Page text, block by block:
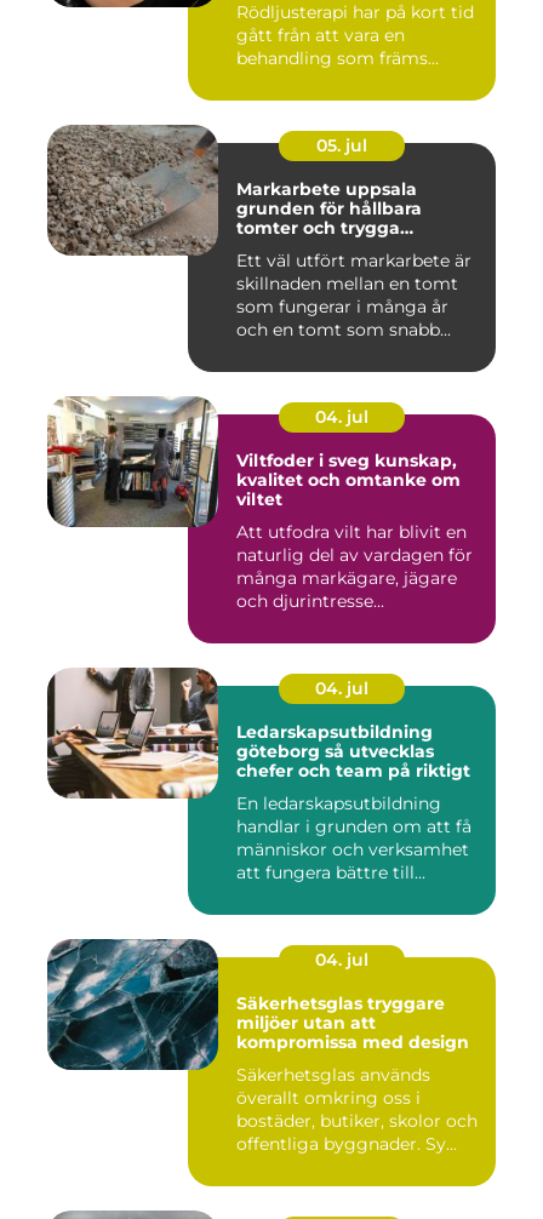
Rödljusterapi har på kort tid
gått från att vara en
behandling som främs...
05. jul
Markarbete uppsala
grunden för hållbara
tomter och trygga
Ett väl utfört markarbete är
skillnaden mellan en tomt
som fungerar i många år
och en tomt som snabb...
04. jul
Viltfoder i sveg kunskap,
kvalitet och omtanke om
viltet
Att utfodra vilt har blivit en
naturlig del av vardagen för
många markägare, jägare
och djurintresse...
04. jul
Ledarskapsutbildning
göteborg så utvecklas
chefer och team på riktigt
En ledarskapsutbildning
handlar i grunden om att få
människor och verksamhet
att fungera bättre till...
04. jul
Säkerhetsglas tryggare
miljöer utan att
kompromissa med design
Säkerhetsglas används
överallt omkring oss i
bostäder, butiker, skolor och
offentliga byggnader. Sy...